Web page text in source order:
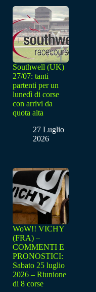
Southwell (UK)
27/07: tanti
partenti per un
lunedì di corse
con arrivi da
quota alta
27 Luglio
2026
WoW!! VICHY
(FRA) –
COMMENTI E
PRONOSTICI:
Sabato 25 luglio
2026 – Riunione
di 8 corse